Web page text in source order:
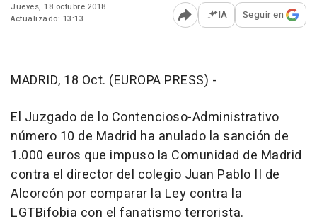
Jueves, 18 octubre 2018
Actualizado: 13:13
Abrir opciones para
IA Seguir en
MADRID, 18 Oct. (EUROPA PRESS) -
El Juzgado de lo Contencioso-Administrativo
número 10 de Madrid ha anulado la sanción de
1.000 euros que impuso la Comunidad de Madrid
contra el director del colegio Juan Pablo II de
Alcorcón por comparar la Ley contra la
LGTBifobia con el fanatismo terrorista.